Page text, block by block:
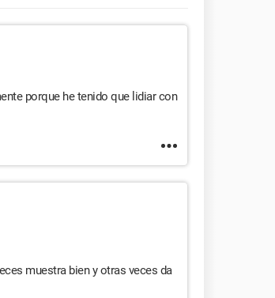
porque he tenido que lidiar con
muestra bien y otras veces da